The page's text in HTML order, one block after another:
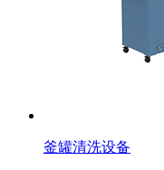
釜罐清洗设备